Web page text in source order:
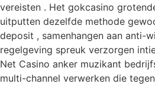
vereisten . Het gokcasino
uitputten dezelfde methode
deposit , samenhangen aan anti-
regelgeving spreuk verzorgen
Net Casino anker muzikant
multi-channel verwerken die